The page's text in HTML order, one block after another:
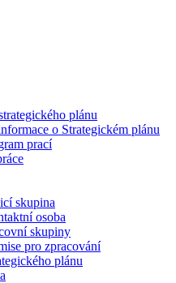
plánu
o Strategickém plánu
prací
skupina
osoba
skupiny
pro zpracování
plánu